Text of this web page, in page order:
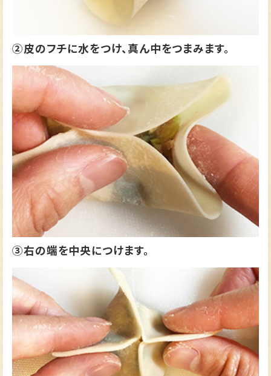
②皮のフチに水をつけ、真ん中をつまみます。
③右の端を中央につけます。